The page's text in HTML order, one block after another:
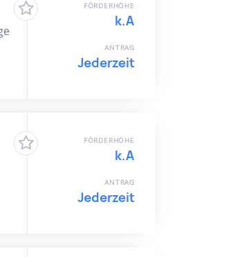
FÖRDERHÖHE
k.A
ANTRAG
Jederzeit
FÖRDERHÖHE
k.A
ANTRAG
Jederzeit